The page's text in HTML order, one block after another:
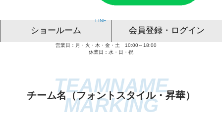
ショールーム
東京ショールーム
名古屋ショールーム
大阪ショールーム
福岡ショールーム
会員登録・ログイン
営業日：月・火・木・金・土 10:00～18:00
休業日：水・日・祝
チーム名（フォントスタイル・昇華）